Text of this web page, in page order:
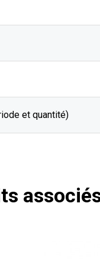
et quantité)